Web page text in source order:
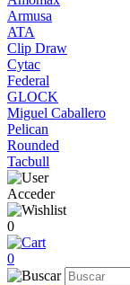
Armusa
ATA
Clip Draw
Cytac
Federal
GLOCK
Miguel Caballero
Pelican
Rounded
Tacbull
Acceder
0
0